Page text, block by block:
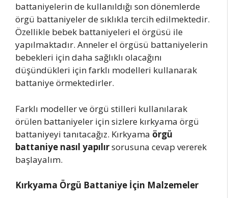
battaniyelerin de kullanıldığı son dönemlerde
örgü battaniyeler de sıklıkla tercih edilmektedir.
Özellikle bebek battaniyeleri el örgüsü ile
yapılmaktadır. Anneler el örgüsü battaniyelerin
bebekleri için daha sağlıklı olacağını
düşündükleri için farklı modelleri kullanarak
battaniye örmektedirler.
Farklı modeller ve örgü stilleri kullanılarak
örülen battaniyeler için sizlere kırkyama örgü
battaniyeyi tanıtacağız. Kırkyama örgü
battaniye nasıl yapılırsorusuna cevap vererek
başlayalım.
Kırkyama Örgü Battaniye İçin Malzemeler